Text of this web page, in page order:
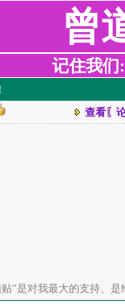
曾
记住我们
查看〖
”是对我最大的支持、